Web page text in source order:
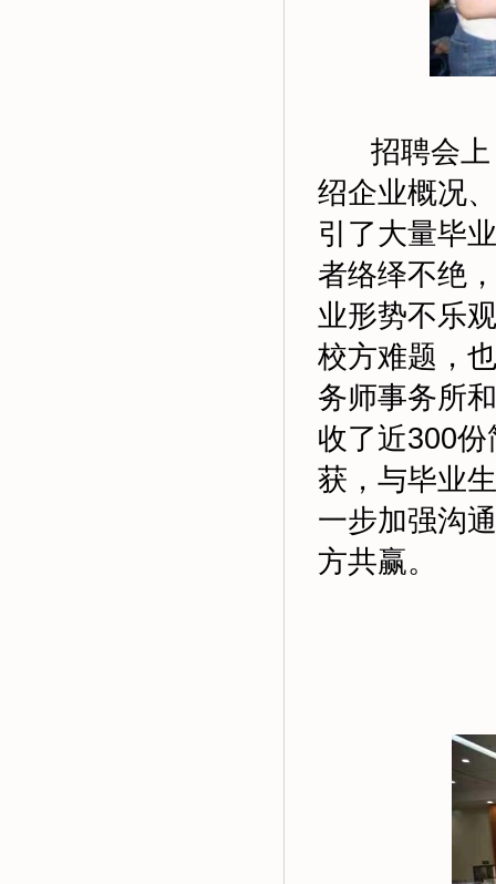
招聘会
绍企业概况
引了大量毕
者络绎不绝
业形势不乐
校方难题，
务师事务所
收了近300
获，与毕业
一步加强沟
方共赢。